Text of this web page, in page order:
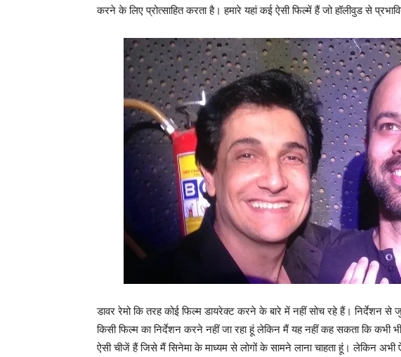
करने के लिए प्रोत्साहित करता है। हमारे यहां कई ऐसी फिल्में हैं जो हॉलीवुड से
डावर रेमो कि तरह कोई फिल्म डायरेक्ट करने के बारे में नहीं सोच रहे हैं। निर्देशन
किसी फिल्म का निर्देशन करने नहीं जा रहा हूं लेकिन मैं यह नहीं कह सकता कि कभी
ऐसी चीजें हैं जिसे मैं सिनेमा के माध्यम से लोगों के सामने लाना चाहता हूं। लेकिन